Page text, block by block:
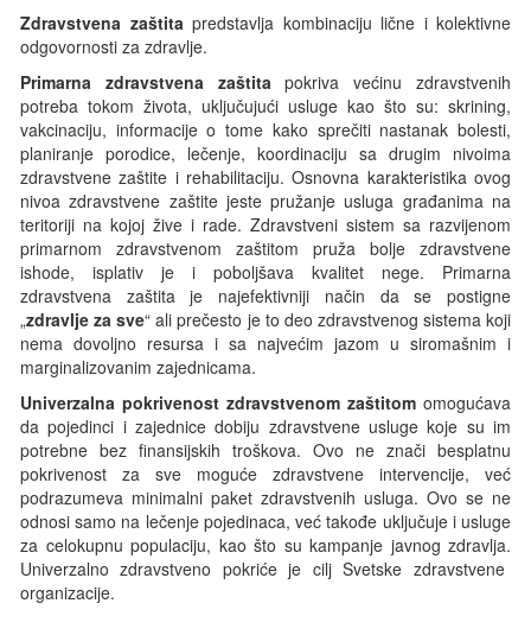
Zdravstvena zaštita predstavlja kombinaciju lične i kolektivne
odgovornosti za zdravlje.
Primarna zdravstvena zaštita pokriva većinu zdravstvenih
potreba tokom života, uključujući usluge kao što su: skrining,
vakcinaciju, informacije o tome kako sprečiti nastanak bolesti,
planiranje porodice, lečenje, koordinaciju sa drugim nivoima
zdravstvene zaštite i rehabilitaciju. Osnovna karakteristika ovog
nivoa zdravstvene zaštite jeste pružanje usluga građanima na
teritoriji na kojoj žive i rade. Zdravstveni sistem sa razvijenom
primarnom zdravstvenom zaštitom pruža bolje zdravstvene
ishode, isplativ je i poboljšava kvalitet nege. Primarna
zdravstvena zaštita je najefektivniji način da se postigne
„zdravlje za sve“ ali prečesto je to deo zdravstvenog sistema koji
nema dovoljno resursa i sa najvećim jazom u siromašnim i
marginalizovanim zajednicama.
Univerzalna pokrivenost zdravstvenom zaštitom omogućava
da pojedinci i zajednice dobiju zdravstvene usluge koje su im
potrebne bez finansijskih troškova. Ovo ne znači besplatnu
pokrivenost za sve moguće zdravstvene intervencije, već
podrazumeva minimalni paket zdravstvenih usluga. Ovo se ne
odnosi samo na lečenje pojedinaca, već takođe uključuje i usluge
za celokupnu populaciju, kao što su kampanje javnog zdravlja.
Univerzalno zdravstveno pokriće je cilj Svetske zdravstvene
organizacije.